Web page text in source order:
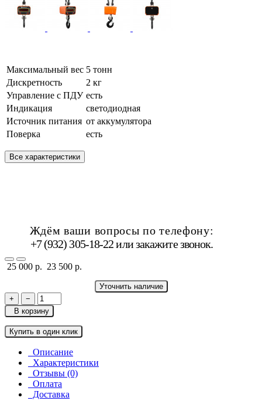
Максимальный вес 5 тонн
Дискретность
2 кг
Управление с ПДУ есть
Индикация
светодиодная
Источник питания от аккумулятора
Поверка
есть
Все характеристики
Ждём ваши вопросы по телефону:
+7 (932) 305-18-22 илизакажите звонок.
25 000 р. 23 500 р.
Уточнить наличие
+
−
В корзину
Купить в один клик
Описание
Характеристики
Отзывы (0)
Оплата
Доставка